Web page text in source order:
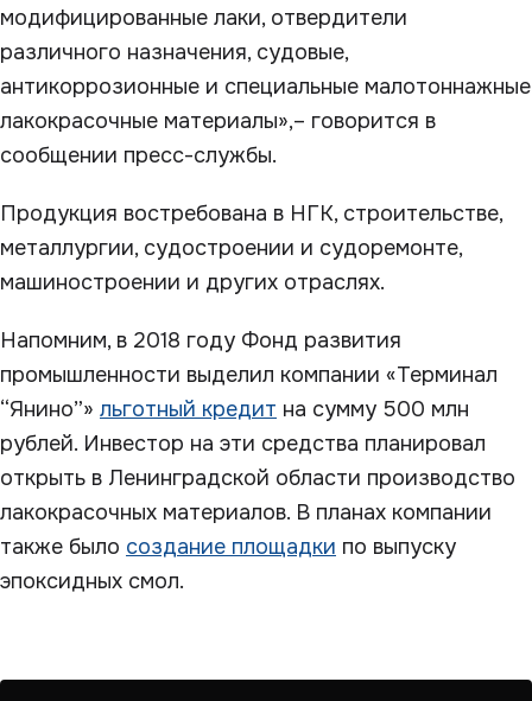
модифицированные лаки, отвердители
различного назначения, судовые,
антикоррозионные и специальные малотоннажные
лакокрасочные материалы»,– говорится в
сообщении пресс-службы.
Продукция востребована в НГК, строительстве,
металлургии, судостроении и судоремонте,
машиностроении и других отраслях.
Напомним, в 2018 году Фонд развития
промышленности выделил компании «Терминал
“Янино”» льготный кредит на сумму 500 млн
рублей. Инвестор на эти средства планировал
открыть в Ленинградской области производство
лакокрасочных материалов. В планах компании
также было создание площадки по выпуску
эпоксидных смол.